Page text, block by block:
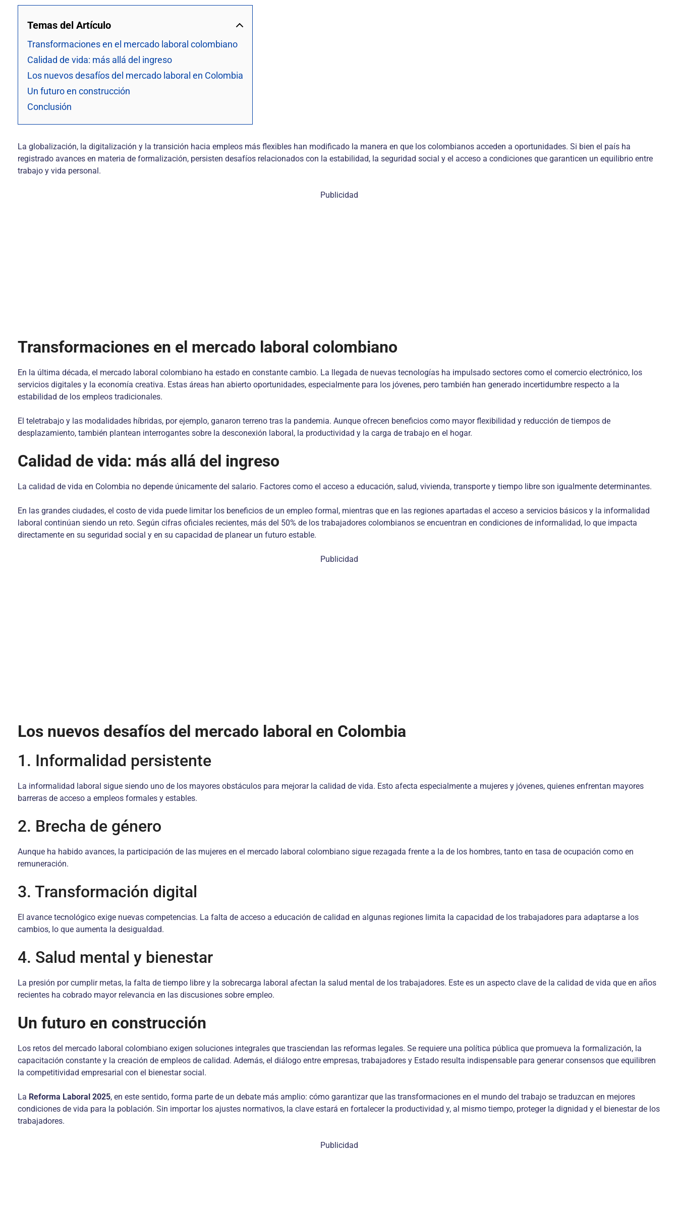
Temas del Artículo
Transformaciones en el mercado laboral colombiano
Calidad de vida: más allá del ingreso
Los nuevos desafíos del mercado laboral en Colombia
Un futuro en construcción
Conclusión
La globalización, la digitalización y la transición hacia empleos más flexibles han modificado la manera en que los colombianos acceden a oportunidades. Si bien el país ha
registrado avances en materia de formalización, persisten desafíos relacionados con la estabilidad, la seguridad social y el acceso a condiciones que garanticen un equilibrio entre
trabajo y vida personal.
Publicidad
Transformaciones en el mercado laboral colombiano
En la última década, el mercado laboral colombiano ha estado en constante cambio. La llegada de nuevas tecnologías ha impulsado sectores como el comercio electrónico, los
servicios digitales y la economía creativa. Estas áreas han abierto oportunidades, especialmente para los jóvenes, pero también han generado incertidumbre respecto a la
estabilidad de los empleos tradicionales.
El teletrabajo y las modalidades híbridas, por ejemplo, ganaron terreno tras la pandemia. Aunque ofrecen beneficios como mayor flexibilidad y reducción de tiempos de
desplazamiento, también plantean interrogantes sobre la desconexión laboral, la productividad y la carga de trabajo en el hogar.
Calidad de vida: más allá del ingreso
La calidad de vida en Colombia no depende únicamente del salario. Factores como el acceso a educación, salud, vivienda, transporte y tiempo libre son igualmente determinantes.
En las grandes ciudades, el costo de vida puede limitar los beneficios de un empleo formal, mientras que en las regiones apartadas el acceso a servicios básicos y la informalidad
laboral continúan siendo un reto. Según cifras oficiales recientes, más del 50% de los trabajadores colombianos se encuentran en condiciones de informalidad, lo que impacta
directamente en su seguridad social y en su capacidad de planear un futuro estable.
Publicidad
Los nuevos desafíos del mercado laboral en Colombia
1. Informalidad persistente
La informalidad laboral sigue siendo uno de los mayores obstáculos para mejorar la calidad de vida. Esto afecta especialmente a mujeres y jóvenes, quienes enfrentan mayores
barreras de acceso a empleos formales y estables.
2. Brecha de género
Aunque ha habido avances, la participación de las mujeres en el mercado laboral colombiano sigue rezagada frente a la de los hombres, tanto en tasa de ocupación como en
remuneración.
3. Transformación digital
El avance tecnológico exige nuevas competencias. La falta de acceso a educación de calidad en algunas regiones limita la capacidad de los trabajadores para adaptarse a los
cambios, lo que aumenta la desigualdad.
4. Salud mental y bienestar
La presión por cumplir metas, la falta de tiempo libre y la sobrecarga laboral afectan la salud mental de los trabajadores. Este es un aspecto clave de la calidad de vida que en años
recientes ha cobrado mayor relevancia en las discusiones sobre empleo.
Un futuro en construcción
Los retos del mercado laboral colombiano exigen soluciones integrales que trasciendan las reformas legales. Se requiere una política pública que promueva la formalización, la
capacitación constante y la creación de empleos de calidad. Además, el diálogo entre empresas, trabajadores y Estado resulta indispensable para generar consensos que equilibren
la competitividad empresarial con el bienestar social.
La Reforma Laboral 2025, en este sentido, forma parte de un debate más amplio: cómo garantizar que las transformaciones en el mundo del trabajo se traduzcan en mejores
condiciones de vida para la población. Sin importar los ajustes normativos, la clave estará en fortalecer la productividad y, al mismo tiempo, proteger la dignidad y el bienestar de los
trabajadores.
Publicidad